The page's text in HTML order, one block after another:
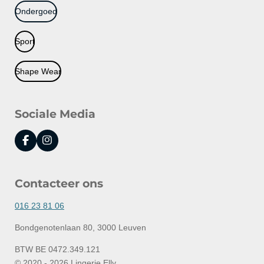
Ondergoed
Sport
Shape Wear
Sociale Media
F
a
b
o
k
I
n
a
r
a
Contacteer ons
016 23 81 06
Bondgenotenlaan 80, 3000 Leuven
BTW BE 0472.349.121